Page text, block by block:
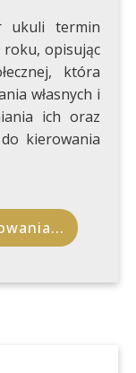
ukuli termin
roku, opisując
która
własnych i
ich oraz
kierowania